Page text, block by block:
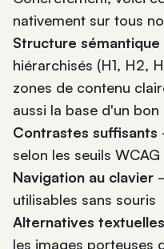
nativement sur tous
Structure sémantique
hiérarchisés (H1, H2,
zones de contenu
aussi la base d'un bon
Contrastes suffisants
selon les seuils WCAG
Navigation au clavier
utilisables sans souris
Alternatives textuelles
les images porteuses